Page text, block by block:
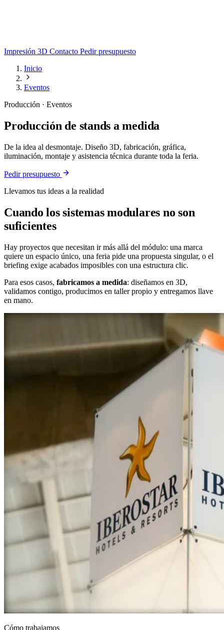
Impresión 3D Contacto Pedir presupuesto
Inicio
Eventos
Producción · Eventos
Producción de stands a medida
De la idea al desmontaje. Diseño 3D, fabricación, gráfica,
iluminación, montaje y asistencia técnica durante toda la feria.
Pedir presupuesto
Llevamos tus ideas a la realidad
Cuando los sistemas modulares no son
suficientes
Hay proyectos que necesitan ir más allá del módulo: una marca
quiere un espacio único, una feria pide una propuesta singular, o el
briefing exige acabados imposibles con una estructura clic.
Para esos casos, fabricamos a medida: diseñamos en 3D,
validamos contigo, producimos en taller propio y entregamos llave
en mano.
Cómo trabajamos